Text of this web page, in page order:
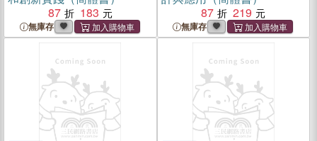
87
183
無庫存
87
219
無庫存